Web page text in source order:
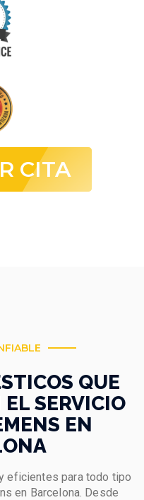
CITA
QUE
SERVICIO
EN
eficientes para todo tipo
en Barcelona. Desde